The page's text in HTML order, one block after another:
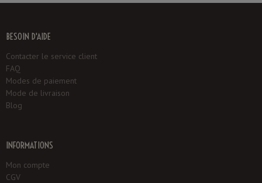
BESOIN D'AIDE
Contacter le service client
FAQ
Modes de paiement
Mode de livraison
Blog
INFORMATIONS
Mon compte
CGV